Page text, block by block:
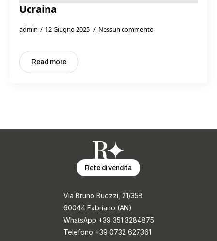
Ucraina
admin 12 Giugno 2025 Nessun commento
Read more
Rete di vendita
Via Bruno Buozzi, 21/35B
60044 Fabriano (AN)
WhatsApp +39 351 3284875
Telefono +39 0732 627361